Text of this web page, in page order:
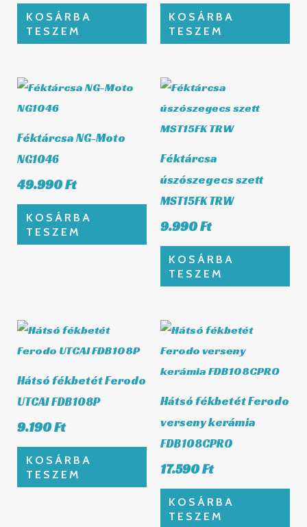
KOSÁRBA
TESZEM
KOSÁRBA
TESZEM
Féktárcsa NG-Moto
NG1046
49.990Ft
KOSÁRBA
TESZEM
Féktárcsa
úszószegecs szett
MST15FK TRW
9.990Ft
KOSÁRBA
TESZEM
Hátsó fékbetét Ferodo
UTCAI FDB108P
9.190Ft
KOSÁRBA
TESZEM
Hátsó fékbetét Ferodo
verseny kerámia
FDB108CPRO
17.590Ft
KOSÁRBA
TESZEM